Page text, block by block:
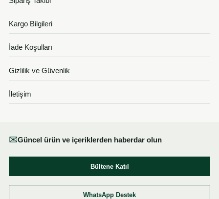
Kargo Bilgileri
İade Koşulları
Gizlilik ve Güvenlik
İletişim
✉Güncel ürün ve içeriklerden haberdar olun
Bültene Katıl
WhatsApp Destek